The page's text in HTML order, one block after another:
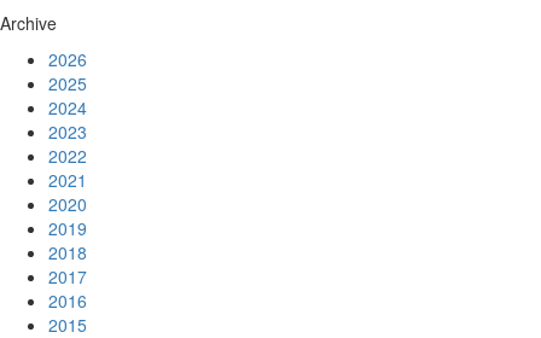
Archive
2026
2025
2024
2023
2022
2021
2020
2019
2018
2017
2016
2015